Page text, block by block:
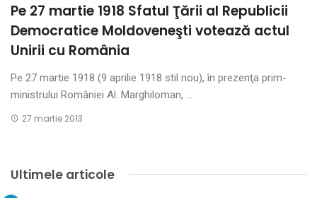
Pe 27 martie 1918 Sfatul Ţării al Republicii
Democratice Moldoveneşti votează actul
Unirii cu România
Pe 27 martie 1918 (9 aprilie 1918 stil nou), în prezenţa prim-
ministrului României Al. Marghiloman, ...
27 martie 2013
Ultimele articole